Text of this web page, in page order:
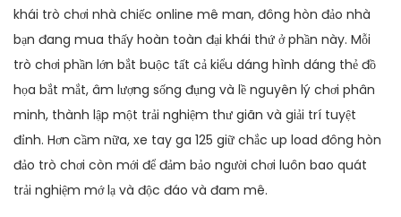
khái trò chơi nhà chiếc online mê man, đông hòn đảo nhà
bạn đang mua thấy hoàn toàn đại khái thứ ở phần này. Mỗi
trò chơi phần lớn bắt buộc tất cả kiểu dáng hình dáng thẻ đồ
họa bắt mắt, âm lượng sống đụng và lề nguyên lý chơi phân
minh, thành lập một trải nghiệm thư giãn và giải trí tuyệt
đỉnh. Hơn cầm nữa, xe tay ga 125 giữ chắc up load đông hòn
đảo trò chơi còn mới để đảm bảo người chơi luôn bao quát
trải nghiệm mớ lạ và độc đáo và đam mê.